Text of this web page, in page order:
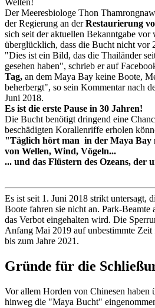
Welten!
Der Meeresbiologe Thon
der Regierung an derRestaurierung
sich seit der aktuellen Bekanntgabe vor
überglücklich, dass die Bucht nicht vor
"Dies ist ein Bild, das die Thailänder
gesehen haben", schrieb er auf
Tag, an dem Maya Bay keine Boote,
beherbergt", so sein Kommentar nach
Juni 2018.
Es ist die erste Pause in 30 Jahren!
Die Bucht benötigt dringend eine
beschädigten Korallenriffe erholen
"Täglich hört man in der Maya Bay
von Wellen, Wind, Vögeln...
... und das Flüstern des Ozeans, der
Es ist seit 1. Juni 2018 strikt untersagt,
Boote fahren sie nicht an. Park-Beamte
das Verbot eingehalten wird. Die
Anfang Mai 2019 auf unbestimmte Zeit
bis zum Jahre 2021.
Gründe für die
Vor allem Horden von Chinesen haben
hinweg die "Maya Bucht"